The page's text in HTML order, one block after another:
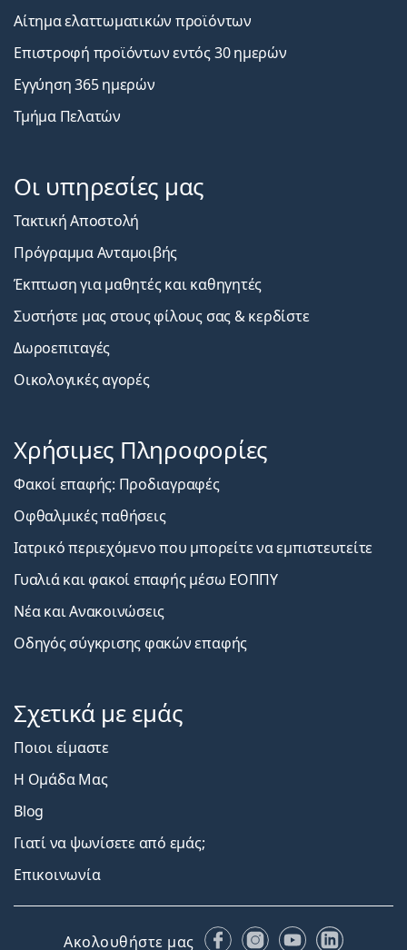
Αίτημα ελαττωματικών προϊόντων
Επιστροφή προϊόντων εντός 30 ημερών
Εγγύηση 365 ημερών
Τμήμα Πελατών
Οι υπηρεσίες μας
Τακτική Αποστολή
Πρόγραμμα Ανταμοιβής
Έκπτωση για μαθητές και καθηγητές
Συστήστε μας στους φίλους σας & κερδίστε
Δωροεπιταγές
Οικολογικές αγορές
Χρήσιμες Πληροφορίες
Φακοί επαφής: Προδιαγραφές
Οφθαλμικές παθήσεις
Ιατρικό περιεχόμενο που μπορείτε να εμπιστευτείτε
Γυαλιά και φακοί επαφής μέσω ΕΟΠΠΥ
Νέα και Ανακοινώσεις
Οδηγός σύγκρισης φακών επαφής
Σχετικά με εμάς
Ποιοι είμαστε
Η Ομάδα Μας
Blog
Γιατί να ψωνίσετε από εμάς;
Επικοινωνία
Ακολουθήστε μας FacebookInstagram
YouTubeLinkedIn